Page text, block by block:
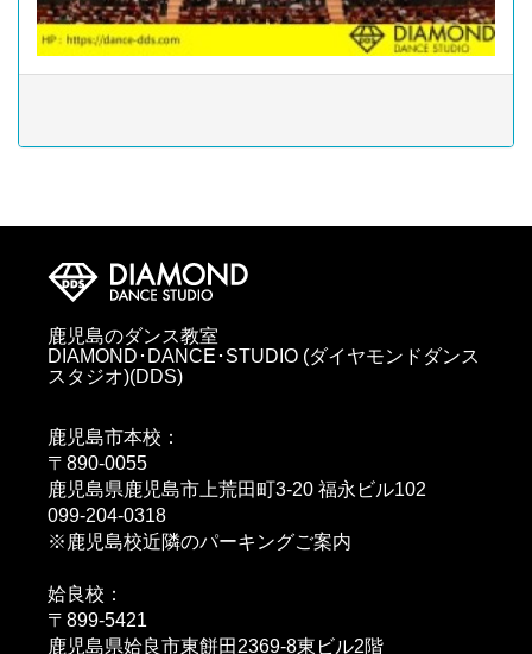
鹿児島のダンス教室
DIAMOND･DANCE･STUDIO (ダイヤモンドダンス
スタジオ)(DDS)
鹿児島市本校：
〒890-0055
鹿児島県鹿児島市上荒田町3-20 福永ビル102
099-204-0318
※鹿児島校近隣のパーキングご案内
姶良校：
〒899-5421
鹿児島県姶良市東餅田2369-8東ビル2階